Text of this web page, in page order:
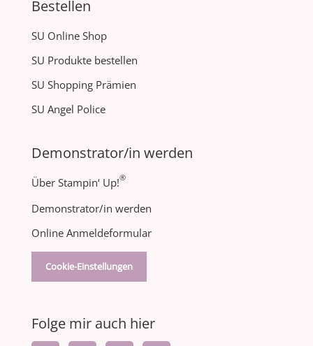
Bestellen
SU Online Shop
SU Produkte bestellen
SU Shopping Prämien
SU Angel Police
Demonstrator/in werden
Über Stampin‘ Up!®
Demonstrator/in werden
Online Anmeldeformular
Cookie-Einstellungen
Folge mir auch hier